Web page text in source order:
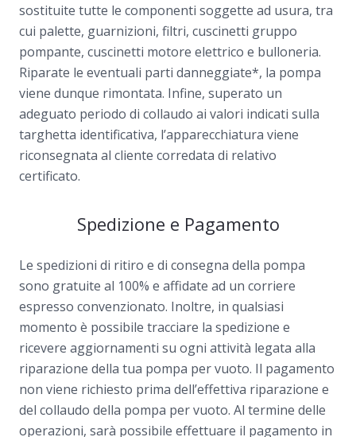
sostituite tutte le componenti soggette ad usura, tra
cui palette, guarnizioni, filtri, cuscinetti gruppo
pompante, cuscinetti motore elettrico e bulloneria.
Riparate le eventuali parti danneggiate*, la pompa
viene dunque rimontata. Infine, superato un
adeguato periodo di collaudo ai valori indicati sulla
targhetta identificativa, l’apparecchiatura viene
riconsegnata al cliente corredata di relativo
certificato.
Spedizione e Pagamento
Le spedizioni di ritiro e di consegna della pompa
sono gratuite al 100% e affidate ad un corriere
espresso convenzionato. Inoltre, in qualsiasi
momento è possibile tracciare la spedizione e
ricevere aggiornamenti su ogni attività legata alla
riparazione della tua pompa per vuoto. Il pagamento
non viene richiesto prima dell’effettiva riparazione e
del collaudo della pompa per vuoto. Al termine delle
operazioni, sarà possibile effettuare il pagamento in